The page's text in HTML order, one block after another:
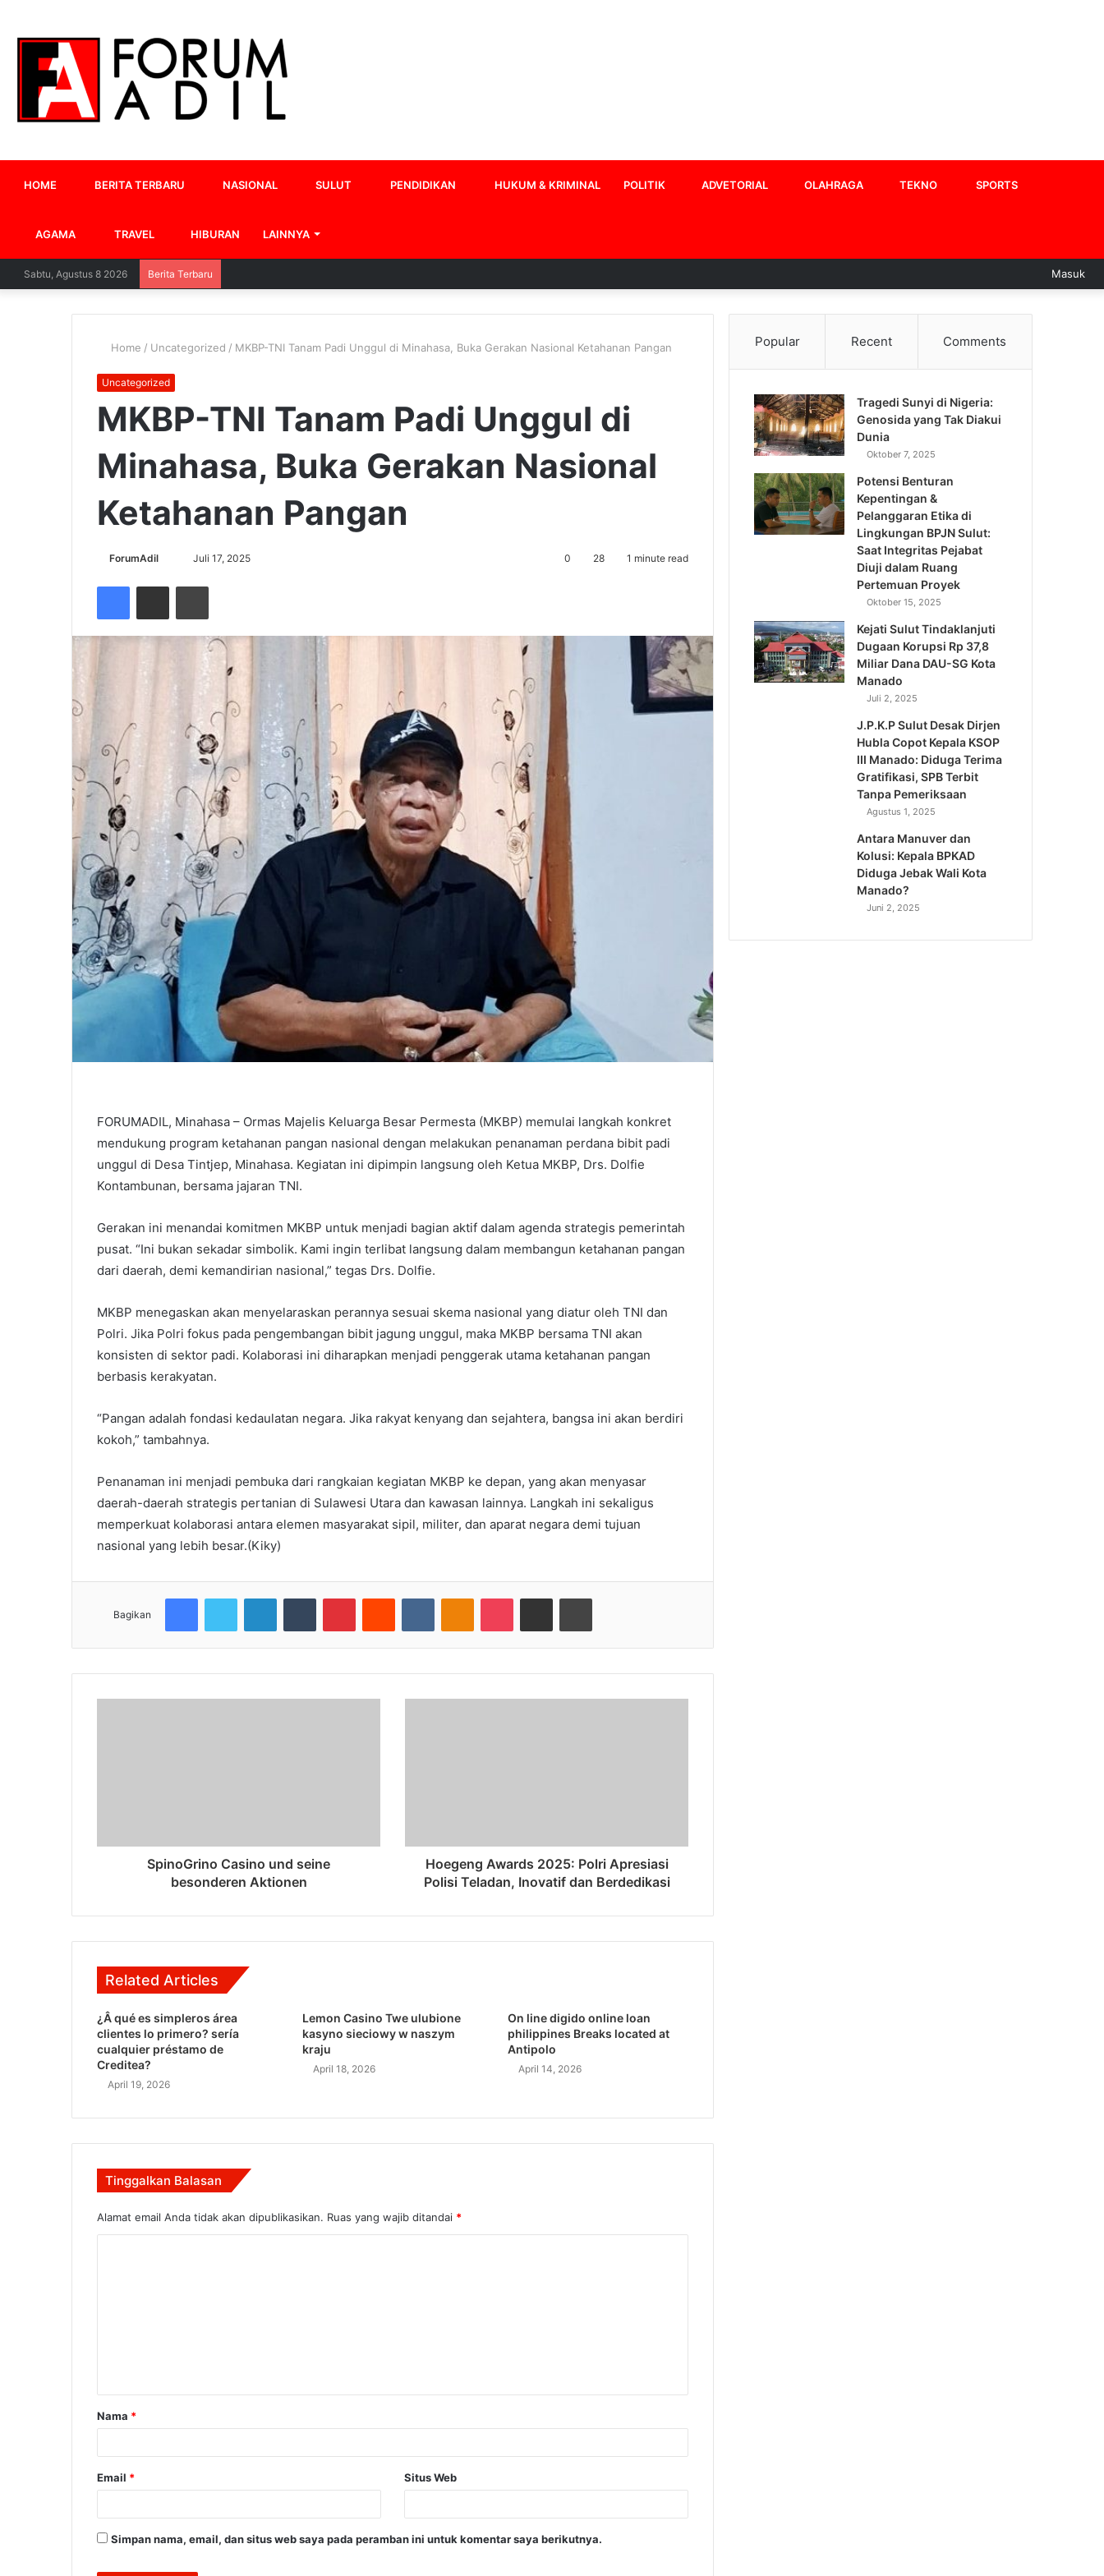
HOME BERITA TERBARU NASIONAL SULUT PENDIDIKAN HUKUM & KRIMINAL POLITIK ADVETORIAL OLAHRAGA TEKNO SPORTS
AGAMA TRAVEL HIBURAN LAINNYA
Sabtu, Agustus 8 2026 Berita Terbaru Masuk
Home / Uncategorized / MKBP-TNI Tanam Padi Unggul di Minahasa, Buka Gerakan Nasional Ketahanan Pangan
Uncategorized
MKBP-TNI Tanam Padi Unggul di
Minahasa, Buka Gerakan Nasional
Ketahanan Pangan
ForumAdil Juli 17, 2025 0 28 1 minute read
FacebookShare via Email Cetak
FORUMADIL, Minahasa – Ormas Majelis Keluarga Besar Permesta (MKBP) memulai langkah konkret
mendukung program ketahanan pangan nasional dengan melakukan penanaman perdana bibit padi
unggul di Desa Tintjep, Minahasa. Kegiatan ini dipimpin langsung oleh Ketua MKBP, Drs. Dolfie
Kontambunan, bersama jajaran TNI.
Gerakan ini menandai komitmen MKBP untuk menjadi bagian aktif dalam agenda strategis pemerintah
pusat. “Ini bukan sekadar simbolik. Kami ingin terlibat langsung dalam membangun ketahanan pangan
dari daerah, demi kemandirian nasional,” tegas Drs. Dolfie.
MKBP menegaskan akan menyelaraskan perannya sesuai skema nasional yang diatur oleh TNI dan
Polri. Jika Polri fokus pada pengembangan bibit jagung unggul, maka MKBP bersama TNI akan
konsisten di sektor padi. Kolaborasi ini diharapkan menjadi penggerak utama ketahanan pangan
berbasis kerakyatan.
“Pangan adalah fondasi kedaulatan negara. Jika rakyat kenyang dan sejahtera, bangsa ini akan berdiri
kokoh,” tambahnya.
Penanaman ini menjadi pembuka dari rangkaian kegiatan MKBP ke depan, yang akan menyasar
daerah-daerah strategis pertanian di Sulawesi Utara dan kawasan lainnya. Langkah ini sekaligus
memperkuat kolaborasi antara elemen masyarakat sipil, militer, dan aparat negara demi tujuan
nasional yang lebih besar.(Kiky)
Bagikan
FacebookTwitter LinkedInTumblr PinterestReddit VKontakteOdnoklassniki
Pocket Share via Email Cetak
SpinoGrino Casino und seine
besonderen Aktionen
Hoegeng Awards 2025: Polri Apresiasi
Polisi Teladan, Inovatif dan Berdedikasi
Related Articles
¿Â qué es simpleros área
clientes lo primero? serí­a
cualquier préstamo de
Creditea?
April 19, 2026
Lemon Casino Twe ulubione
kasyno sieciowy w naszym
kraju
April 18, 2026
On line digido online loan
philippines Breaks located at
Antipolo
April 14, 2026
Tinggalkan Balasan
Alamat email Anda tidak akan dipublikasikan. Ruas yang wajib ditandai *
a
r
Nama *
Email * Situs Web
Simpan nama, email, dan situs web saya pada peramban ini untuk komentar saya berikutnya.
Popular Recent Comments
Tragedi Sunyi di Nigeria:
Genosida yang Tak Diakui
Dunia
Oktober 7, 2025
Potensi Benturan
Kepentingan &
Pelanggaran Etika di
Lingkungan BPJN Sulut:
Saat Integritas Pejabat
Diuji dalam Ruang
Pertemuan Proyek
Oktober 15, 2025
Kejati Sulut Tindaklanjuti
Dugaan Korupsi Rp 37,8
Miliar Dana DAU-SG Kota
Manado
Juli 2, 2025
J.P.K.P Sulut Desak Dirjen
Hubla Copot Kepala KSOP
III Manado: Diduga Terima
Gratifikasi, SPB Terbit
Tanpa Pemeriksaan
Agustus 1, 2025
Antara Manuver dan
Kolusi: Kepala BPKAD
Diduga Jebak Wali Kota
Manado?
Juni 2, 2025